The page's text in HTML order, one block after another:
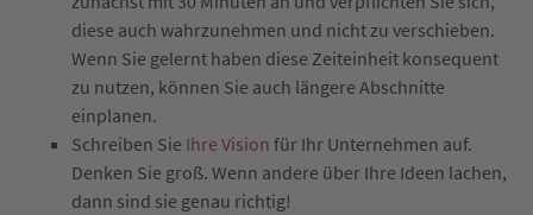
diese auch wahrzunehmen und nicht zu verschieben.
Wenn Sie gelernt haben diese Zeiteinheit konsequent
zu nutzen, können Sie auch längere Abschnitte
einplanen.
Schreiben Sie Ihre Vision für Ihr Unternehmen auf.
Denken Sie groß. Wenn andere über Ihre Ideen lachen,
dann sind sie genau richtig!